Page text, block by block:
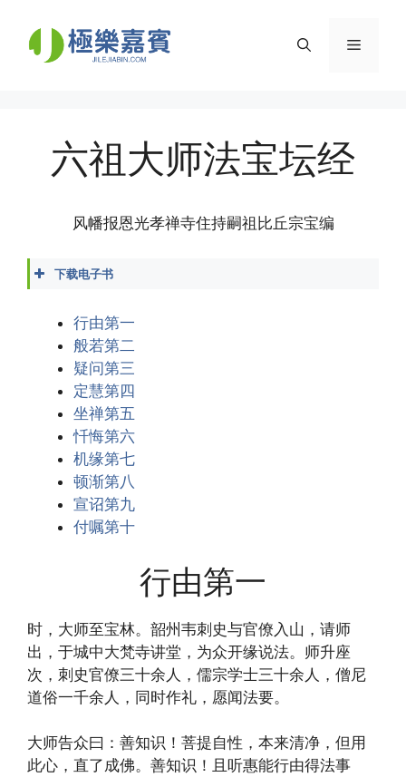
content
Menu
六祖大师法宝坛经
风幡报恩光孝禅寺住持嗣祖比丘宗宝编
下载电子书
六祖大师法宝坛经.epub
六祖大师法宝坛经.mobi
六祖大师法宝坛经.pdf
六祖大师法宝坛经.txt
行由第一
般若第二
疑问第三
定慧第四
坐禅第五
忏悔第六
机缘第七
顿渐第八
宣诏第九
付嘱第十
行由第一
时，大师至宝林。韶州韦刺史与官僚入山，请师
出，于城中大梵寺讲堂，为众开缘说法。师升座
次，刺史官僚三十余人，儒宗学士三十余人，僧尼
道俗一千余人，同时作礼，愿闻法要。
大师告众曰：善知识！菩提自性，本来清净，但用
此心，直了成佛。善知识！且听惠能行由得法事